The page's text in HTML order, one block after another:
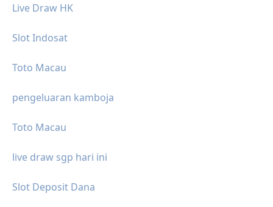
Live Draw HK
Slot Indosat
Toto Macau
pengeluaran kamboja
Toto Macau
live draw sgp hari ini
Slot Deposit Dana